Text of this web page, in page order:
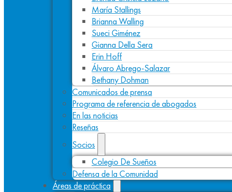
María Stallings
Brianna Walling
Sueci Giménez
Gianna Della Sera
Erin Hoff
Álvaro Abrego-Salazar
Bethany Dohman
Comunicados de prensa
Programa de referencia de abogados
En las noticias
Reseñas
Socios
Colegio De Sueños
Defensa de la Comunidad
Áreas de práctica